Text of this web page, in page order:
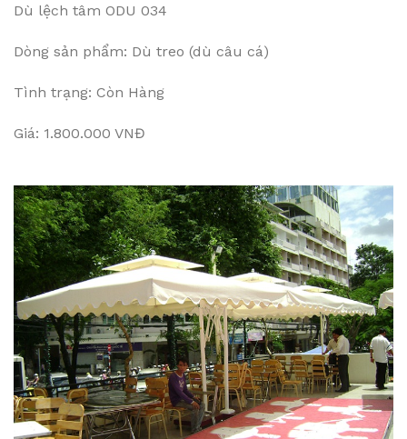
Dù lệch tâm ODU 034
Dòng sản phẩm: Dù treo (dù câu cá)
Tình trạng: Còn Hàng
Giá: 1.800.000 VNĐ